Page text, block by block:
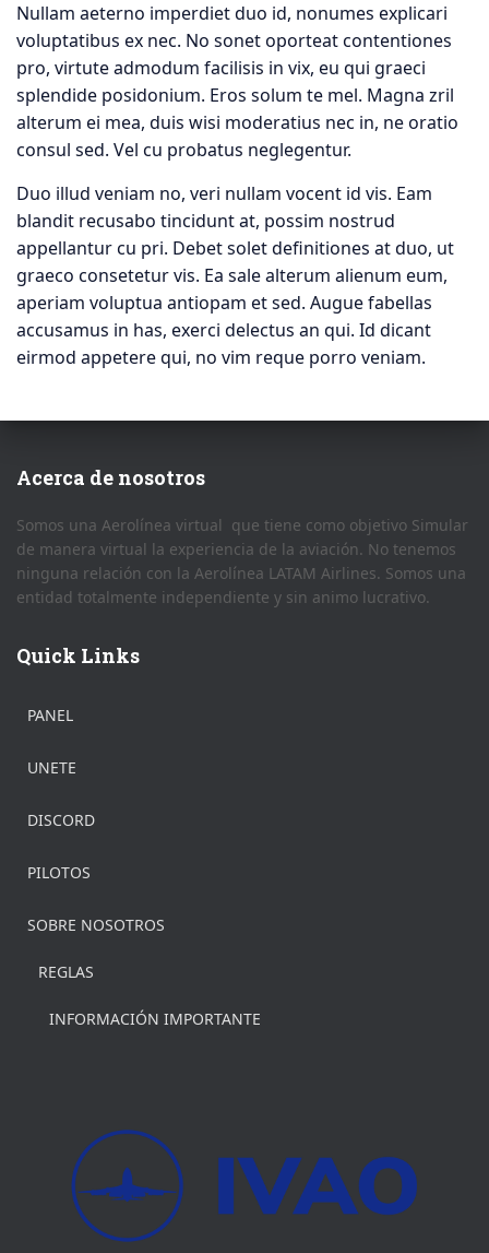
Nullam aeterno imperdiet duo id, nonumes explicari
voluptatibus ex nec. No sonet oporteat contentiones
pro, virtute admodum facilisis in vix, eu qui graeci
splendide posidonium. Eros solum te mel. Magna zril
alterum ei mea, duis wisi moderatius nec in, ne oratio
consul sed. Vel cu probatus neglegentur.
Duo illud veniam no, veri nullam vocent id vis. Eam
blandit recusabo tincidunt at, possim nostrud
appellantur cu pri. Debet solet definitiones at duo, ut
graeco consetetur vis. Ea sale alterum alienum eum,
aperiam voluptua antiopam et sed. Augue fabellas
accusamus in has, exerci delectus an qui. Id dicant
eirmod appetere qui, no vim reque porro veniam.
Acerca de nosotros
Somos una Aerolínea virtual que tiene como objetivo Simular
de manera virtual la experiencia de la aviación. No tenemos
ninguna relación con la Aerolínea LATAM Airlines. Somos una
entidad totalmente independiente y sin animo lucrativo.
Quick Links
PANEL
UNETE
DISCORD
PILOTOS
SOBRE NOSOTROS
REGLAS
INFORMACIÓN IMPORTANTE